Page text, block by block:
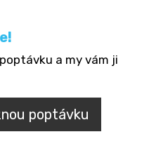
a my vám ji
poptávku